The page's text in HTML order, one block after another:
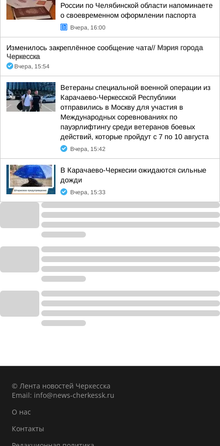
России по Челябинской области напоминаете
о своевременном оформлении паспорта
Вчера, 16:00
Изменилось закреплённое сообщение чата// Мэрия города
Черкесска
Вчера, 15:54
Ветераны специальной военной операции из
Карачаево-Черкесской Республики
отправились в Москву для участия в
Международных соревнованиях по
пауэрлифтингу среди ветеранов боевых
действий, которые пройдут с 7 по 10 августа
Вчера, 15:42
В Карачаево-Черкесии ожидаются сильные
дожди
Вчера, 15:33
© Лента новостей Черкесска
Email: info@news-cherkessk.ru
О нас
Контакты